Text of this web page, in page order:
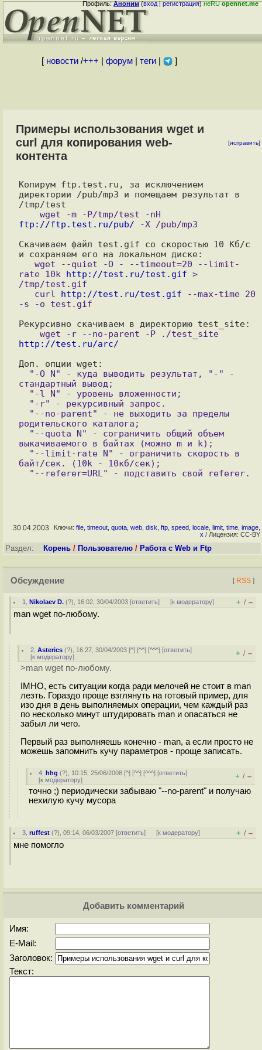
Профиль:Аноним(вход|регистрация)неRUopennet.me
[ новости/+++ форум| теги| ]
Примеры использования wget и
curl для копирования web-
контента
[исправить]
Копирум ftp.test.ru, за исключением
директории /pub/mp3 и помещаем результат в
ftp://ftp.test.ru/pub/
Скачиваем файл test.gif со скоростью 10 Кб/с
rate 10k http://test.ru/test.gif >
/tmp/test.gif
   curl
http://test.ru/test.gif --max-time 20
    wget -r --no-parent -P ./test_site
http://test.ru/arc/
стандартный вывод;
родительского каталога;
выкачиваемого в байтах (можно m и k);
байт/сек. (10k - 10кб/сек);
30.04.2003 Ключи: file timeout quota web disk ftp speed locale limit time image
x / Лицензия: CC-BY
Раздел: Корень / Пользователю / Работа с Web и Ftp
Обсуждение [ RSS ]
1 ,Nikolaev D. (?), 16:02, 30/04/2003 [ответить] [к модератору] + / –
man wget по-любому.
2 ,Asterics (?), 16:27, 30/04/2003 [^] [^^] [^^^] [ответить]
[к модератору] + / –
>man wget по-любому.
IMHO, есть ситуации когда ради мелочей не стоит в man
лезть. Гораздо проще взглянуть на готовый пример, для
изо дня в день выполняемых операции, чем каждый раз
по несколько минут штудировать man и опасаться не
забыл ли чего.
Первый раз выполняешь конечно - man, а если просто не
можешь запомнить кучу параметров - проще записать.
4 ,hhg (?), 10:15, 25/06/2008 [^] [^^] [^^^] [ответить]
[к модератору] + / –
точно ;) периодически забываю "--no-parent" и получаю
нехилую кучу мусора
3 ,ruffest (?), 09:14, 06/03/2007 [ответить] [к модератору] + / –
мне помогло
Добавить комментарий
Имя:
E-Mail:
Заголовок:
Текст: